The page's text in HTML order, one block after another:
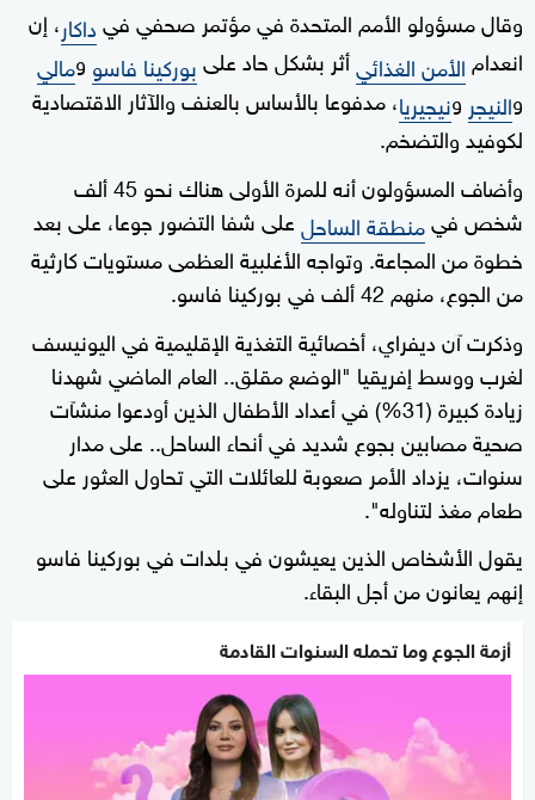
وقال مسؤولو الأمم المتحدة في مؤتمر صحفي فيداكار، إن
انعدام الأمن الغذائيأثر بشكل حاد علىبوركينا فاسو ومالي
والنيجر ونيجيريا، مدفوعا بالأساس بالعنف والآثار الاقتصادية
لكوفيد والتضخم.
وأضاف المسؤولون أنه للمرة الأولى هناك نحو 45 ألف
شخص فيمنطقة الساحلعلى شفا التضور جوعا، على بعد
خطوة من المجاعة. وتواجه الأغلبية العظمى مستويات كارثية
من الجوع، منهم 42 ألف في بوركينا فاسو.
وذكرت آن ديفراي، أخصائية التغذية الإقليمية في اليونيسف
لغرب ووسط إفريقيا "الوضع مقلق.. العام الماضي شهدنا
زيادة كبيرة (31%) في أعداد الأطفال الذين أودعوا منشآت
صحية مصابين بجوع شديد في أنحاء الساحل.. على مدار
سنوات، يزداد الأمر صعوبة للعائلات التي تحاول العثور على
طعام مغذ لتناوله".
يقول الأشخاص الذين يعيشون في بلدات في بوركينا فاسو
إنهم يعانون من أجل البقاء.
أزمة الجوع وما تحمله السنوات القادمة